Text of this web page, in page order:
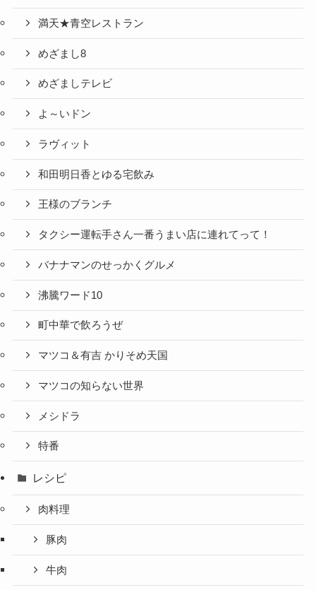
満天★青空レストラン
めざまし8
めざましテレビ
よ～いドン
ラヴィット
和田明日香とゆる宅飲み
王様のブランチ
タクシー運転手さん一番うまい店に連れてって！
バナナマンのせっかくグルメ
沸騰ワード10
町中華で飲ろうぜ
マツコ＆有吉 かりそめ天国
マツコの知らない世界
メシドラ
特番
レシピ
肉料理
豚肉
牛肉